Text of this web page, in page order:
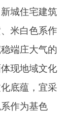
地形
塑
城区
友谊
通